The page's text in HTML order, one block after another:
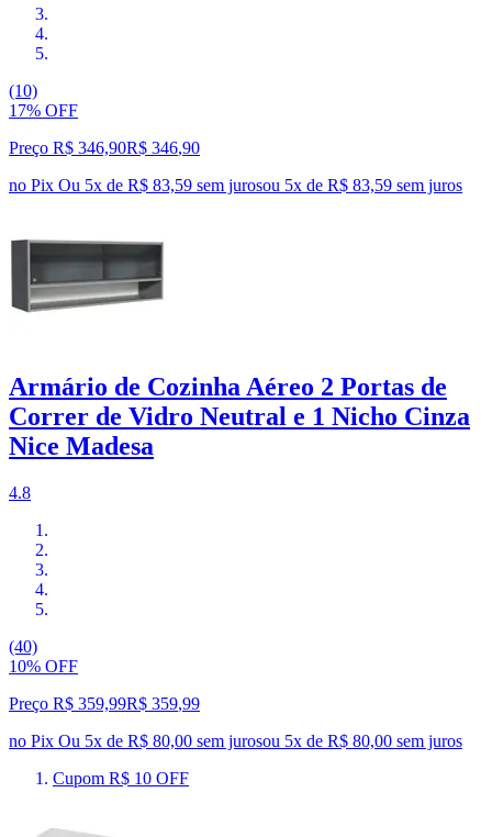
(10)
17% OFF
Preço R$ 346,90R$ 346,90
no Pix Ou 5x de R$ 83,59 sem jurosou 5x de R$ 83,59 sem juros
Armário de Cozinha Aéreo 2 Portas de
Correr de Vidro Neutral e 1 Nicho Cinza
Nice Madesa
4.8
(40)
10% OFF
Preço R$ 359,99R$ 359,99
no Pix Ou 5x de R$ 80,00 sem jurosou 5x de R$ 80,00 sem juros
Cupom R$ 10 OFF